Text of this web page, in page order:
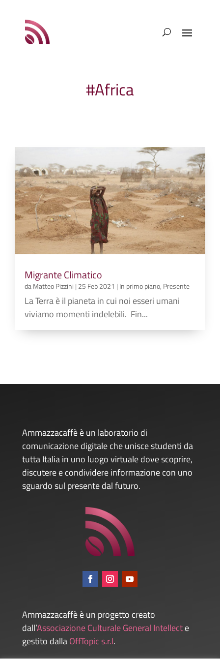
#Africa
Migrante Climatico
daMatteo Pizzini | 25 Feb 2021 | In primo piano, Presente
La Terra è il pianeta in cui noi esseri umani
viviamo momenti indelebili. Fin...
Ammazzacaffè è un laboratorio di
comunicazione digitale che unisce studenti da
tutta Italia in uno luogo virtuale dove scoprire,
discutere e condividere informazione con uno
sguardo sul presente dal futuro.
Ammazzacaffè è un progetto creato
dall’Associazione Culturale General Intellecte
gestito dallaOffTopic s.r.l.